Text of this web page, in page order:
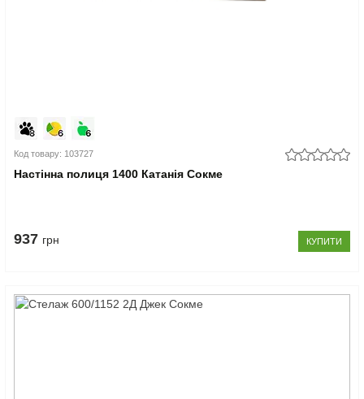
Код товару: 103727
Настінна полиця 1400 Катанія Сокме
937 грн КУПИТИ